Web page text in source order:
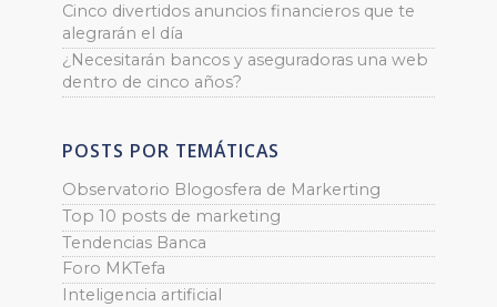
Cinco divertidos anuncios financieros que te
alegrarán el día
¿Necesitarán bancos y aseguradoras una web
dentro de cinco años?
POSTS POR TEMÁTICAS
Observatorio Blogosfera de Markerting
Top 10 posts de marketing
Tendencias Banca
Foro MKTefa
Inteligencia artificial